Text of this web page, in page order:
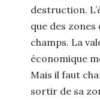
destruction.
que des
champs. La
économique
Mais il faut
sortir de sa